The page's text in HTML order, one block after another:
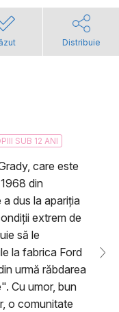
Distribuie
SUB 12 ANI
care este
din
dus la apariția
extrem de
să le
la fabrica Ford
urmă răbdarea
Cu umor, bun
o comunitate